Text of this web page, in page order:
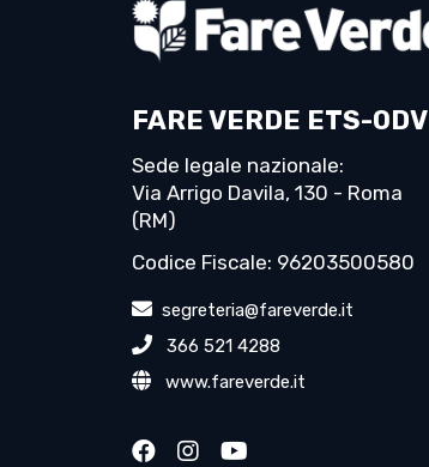
FARE VERDE ETS-ODV
Sede legale nazionale:
Via Arrigo Davila, 130 - Roma
(RM)
Codice Fiscale: 96203500580
segreteria@fareverde.it
366 521 4288
www.fareverde.it